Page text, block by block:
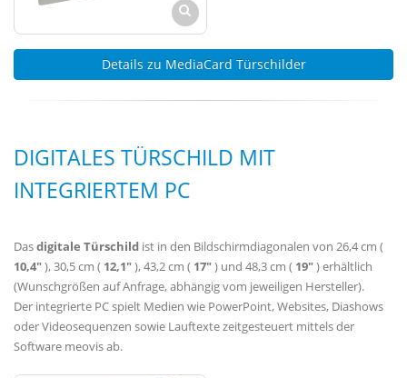
Details zu MediaCard Türschilder
DIGITALES TÜRSCHILD MIT
INTEGRIERTEM PC
Dasdigitale Türschild ist in den Bildschirmdiagonalen von 26,4 cm (
10,4"), 30,5 cm ( 12,1"), 43,2 cm ( 17") und 48,3 cm ( 19") erhältlich
(Wunschgrößen auf Anfrage, abhängig vom jeweiligen Hersteller).
Der integrierte PC spielt Medien wie PowerPoint, Websites, Diashows
oder Videosequenzen sowie Lauftexte zeitgesteuert mittels der
Software meovis ab.